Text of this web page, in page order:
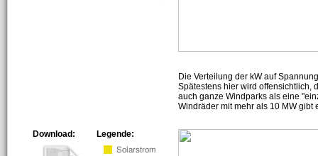
Die Verteilung der kW auf
Spätestens hier wird offensichtlich,
auch ganze Windparks als eine
Windräder mit mehr als 10 MW gibt
Legende:
Download: